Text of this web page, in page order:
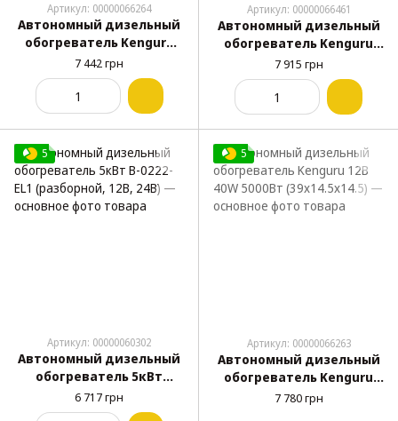
Артикул: 00000066264
Автономный дизельный
обогреватель Kenguru
24В 40W 5000Вт
(39x14.5x14.5)
7 442 грн
Артикул: 00000066461
Автономный дизельный
обогреватель Kenguru
24В 5000Вт с Bluetooth-
контролем (39x14.5x14.5)
7 915 грн
5
Артикул: 00000060302
Автономный дизельный
обогреватель 5кВт
В-0222-EL1 (разборной,
12В, 24В)
6 717 грн
5
Артикул: 00000066263
Автономный дизельный
обогреватель Kenguru
12В 40W 5000Вт
7 780 грн